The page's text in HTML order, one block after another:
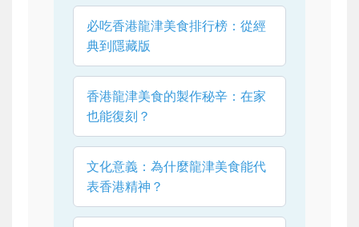
必吃香港龍津美食排行榜：從經
典到隱藏版
香港龍津美食的製作秘辛：在家
也能復刻？
文化意義：為什麼龍津美食能代
表香港精神？